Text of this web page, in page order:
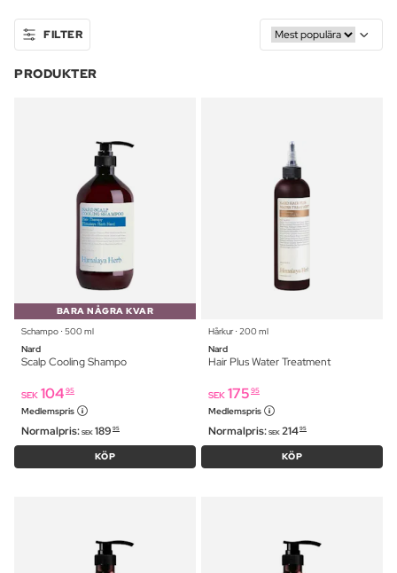
FILTER
PRODUKTER
BARA NÅGRA KVAR
Schampo ⋅ 500 ml
Nard
Scalp Cooling Shampo
SEK 104 95
Medlemspris
Normalpris: SEK 189 95
KÖP
Hårkur ⋅ 200 ml
Nard
Hair Plus Water Treatment
SEK 175 95
Medlemspris
Normalpris: SEK 21495
KÖP